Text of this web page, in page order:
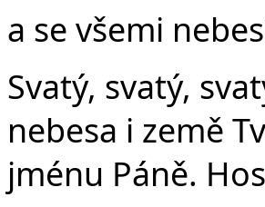
a se všemi
Svatý, svatý,
nebesa i země
jménu Páně.